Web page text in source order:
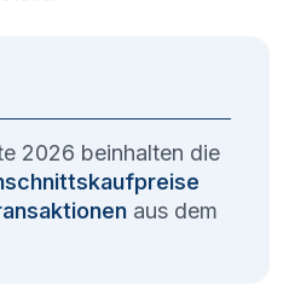
2026 beinhalten die
aus dem